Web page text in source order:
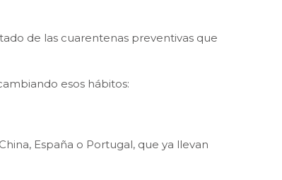
de las cuarentenas preventivas que
esos hábitos:
España o Portugal, que ya llevan